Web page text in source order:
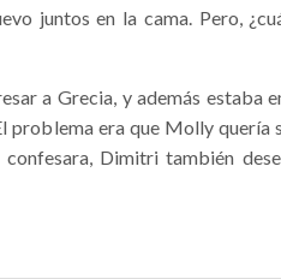
juntos en la cama. Pero,
a Grecia, y además estaba
problema era que Molly quería
Dimitri también